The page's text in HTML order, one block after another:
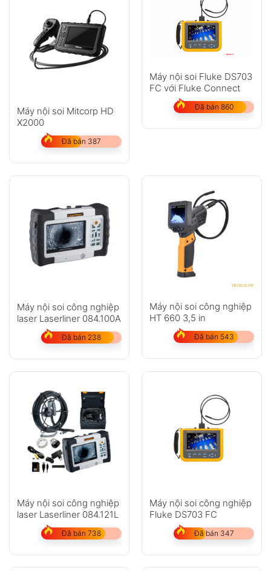
Máy nội soi Mitcorp HD
X2000
Đã bán 387
Máy nội soi Fluke DS703
FC với Fluke Connect
Đã bán 860
Máy nội soi công nghiệp
laser Laserliner 084.100A
Đã bán 238
Máy nội soi công nghiệp
HT 660 3,5 in
Đã bán 543
Máy nội soi công nghiệp
laser Laserliner 084.121L
Đã bán 738
Máy nội soi công nghiệp
Fluke DS703 FC
Đã bán 347